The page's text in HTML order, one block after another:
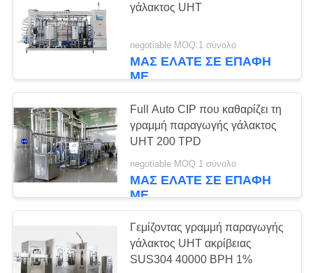
ΈΝΑ
ΑΠΌΣΠΑΣΜΑ
SITEMAP
PRIVACY
POLICY
Περιστροφική
γεμίζοντας γραμμή
μπουκαλιών
γάλακτος
Γραμμή παραγωγής
γάλακτος UHT
γάλακτος UHT
negotiable MOQ:1 σύνολο
ΜΑΣ ΕΛΆΤΕ ΣΕ ΕΠΑΦΉ
ΜΕ
Full Auto CIP που καθαρίζει τη
γραμμή παραγωγής γάλακτος
UHT 200 TPD
negotiable MOQ:1 σύνολο
ΜΑΣ ΕΛΆΤΕ ΣΕ ΕΠΑΦΉ
ΜΕ
Γεμίζοντας γραμμή παραγωγής
γάλακτος UHT ακρίβειας
SUS304 40000 BPH 1%